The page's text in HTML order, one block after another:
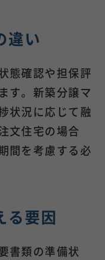
違い
態確認や担保評
す。新築分譲マ
状況に応じて融
文住宅の場合
間を考慮する必
る要因
書類の準備状